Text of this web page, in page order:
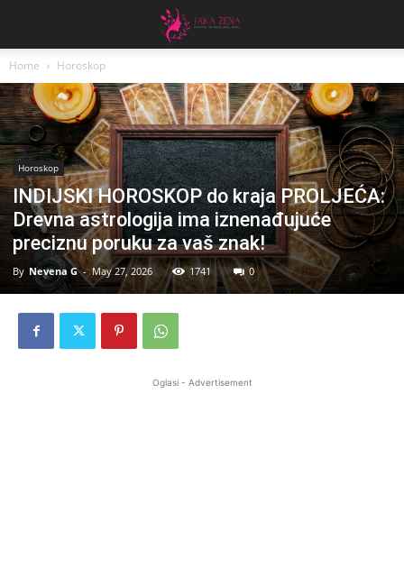
Home Horoskop
Horoskop
INDIJSKI HOROSKOP do kraja PROLJEĆA:
Drevna astrologija ima iznenađujuće
preciznu poruku za vaš znak!
By Nevena G - May 27, 2026 1741 0
Oglasi - Advertisement